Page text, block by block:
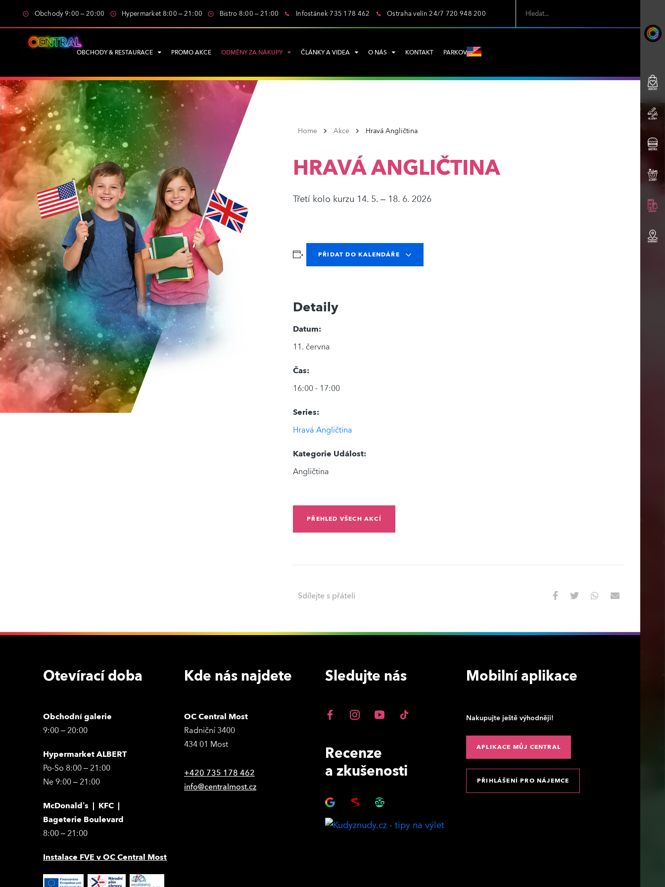
Obchody 9:00 – 20:00 Hypermarket 8:00 – 21:00 Bistro 8:00 – 21:00 Infostánek 735 178 462 Ostraha velín 24/7 720 948 200
OBCHODY & RESTAURACE PROMO AKCE ODMĚNY ZA NÁKUPY ČLÁNKY A VIDEA O NÁS KONTAKT PARKOVÁNÍ
Home Akce Hravá Angličtina
HRAVÁ ANGLIČTINA
Třetí kolo kurzu 14. 5. – 18. 6. 2026
PŘIDAT DO KALENDÁŘE
Detaily
Datum:
11. června
Čas:
16:00 - 17:00
Series:
Hravá Angličtina
Kategorie Událost:
Angličtina
PŘEHLED VŠECH AKCÍ
Sdílejte s přáteli
Otevírací doba
Obchodní galerie
9:00 – 20:00
Hypermarket ALBERT
Po-So 8:00 – 21:00
Ne 9:00 – 21:00
McDonald’s | KFC |
Bageterie Boulevard
8:00 – 21:00
Instalace FVE v OC Central Most
Kde nás najdete
OC Central Most
Radniční 3400
434 01 Most
+420 735 178 462
info@centralmost.cz
Sledujte nás
Recenze
a zkušenosti
Mobilní aplikace
Nakupujte ještě výhodněji!
APLIKACE MŮJ CENTRAL
PŘIHLÁŠENÍ PRO NÁJEMCE